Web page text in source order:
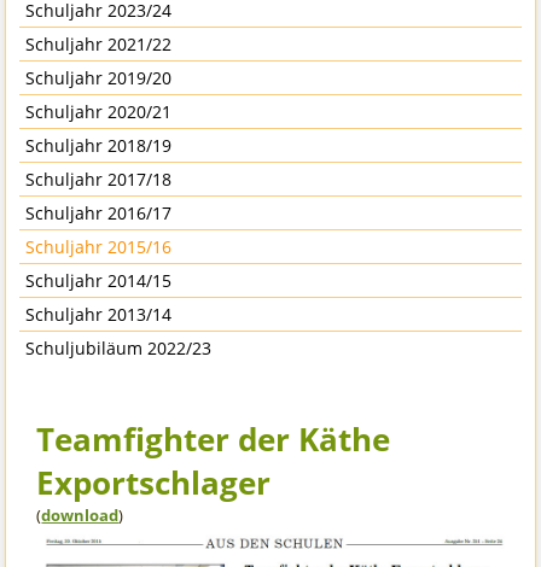
Schuljahr 2023/24
Schuljahr 2021/22
Schuljahr 2019/20
Schuljahr 2020/21
Schuljahr 2018/19
Schuljahr 2017/18
Schuljahr 2016/17
Schuljahr 2015/16
Schuljahr 2014/15
Schuljahr 2013/14
Schuljubiläum 2022/23
Teamfighter der Käthe
Exportschlager
(download)